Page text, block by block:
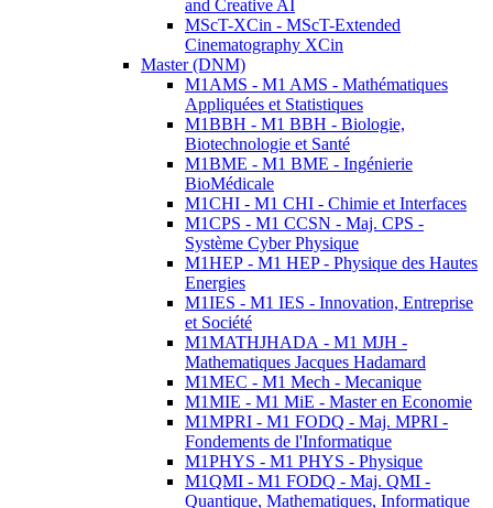
and Creative AI
MScT-XCin - MScT-Extended
Cinematography XCin
Master (DNM)
M1AMS - M1 AMS - Mathématiques
Appliquées et Statistiques
M1BBH - M1 BBH - Biologie,
Biotechnologie et Santé
M1BME - M1 BME - Ingénierie
BioMédicale
M1CHI - M1 CHI - Chimie et Interfaces
M1CPS - M1 CCSN - Maj. CPS -
Système Cyber Physique
M1HEP - M1 HEP - Physique des Hautes
Energies
M1IES - M1 IES - Innovation, Entreprise
et Société
M1MATHJHADA - M1 MJH -
Mathematiques Jacques Hadamard
M1MEC - M1 Mech - Mecanique
M1MIE - M1 MiE - Master en Economie
M1MPRI - M1 FODQ - Maj. MPRI -
Fondements de l'Informatique
M1PHYS - M1 PHYS - Physique
M1QMI - M1 FODQ - Maj. QMI -
Quantique, Mathematiques, Informatique